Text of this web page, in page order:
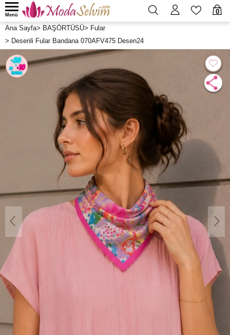
0
Menü
Ana Sayfa> BAŞÖRTÜSÜ> Fular
> Desenli Fular Bandana 070AFV475 Desen24